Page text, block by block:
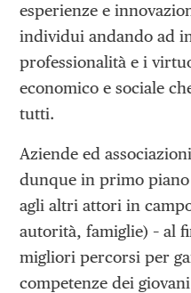
esperienze e
individui andando ad
professionalità e i
economico e sociale
tutti.
Aziende ed
dunque in primo
agli altri attori in
autorità, famiglie) – al
migliori percorsi per
competenze dei